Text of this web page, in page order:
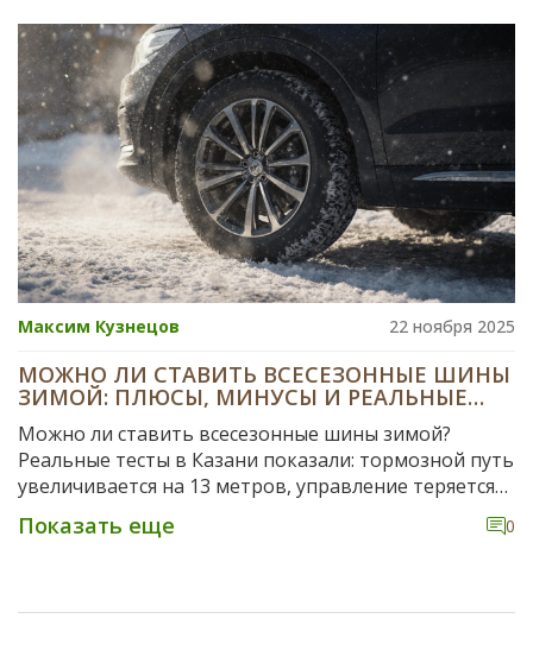
Максим Кузнецов 22 ноября 2025
МОЖНО ЛИ СТАВИТЬ ВСЕСЕЗОННЫЕ ШИНЫ
ЗИМОЙ: ПЛЮСЫ, МИНУСЫ И РЕАЛЬНЫЕ
ТЕСТЫ
Можно ли ставить всесезонные шины зимой?
Реальные тесты в Казани показали: тормозной путь
увеличивается на 13 метров, управление теряется
на льду. Зимние шины - не роскошь, а
необходимость.
Показать еще 0